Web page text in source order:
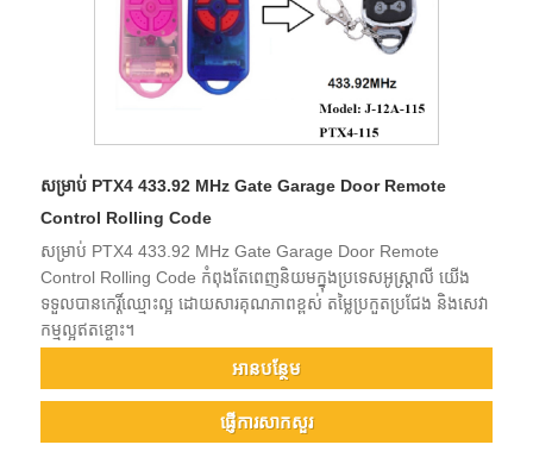
សម្រាប់ PTX4 433.92 MHz Gate Garage Door Remote
Control Rolling Code
សម្រាប់ PTX4 433.92 MHz Gate Garage Door Remote
Control Rolling Code កំពុងតែពេញនិយមក្នុងប្រទេសអូស្ត្រាលី យើង
ទទួលបានកេរ្តិ៍ឈ្មោះល្អ ដោយសារគុណភាពខ្ពស់ តម្លៃប្រកួតប្រជែង និងសេវា
កម្មល្អឥតខ្ចោះ។
អាន​បន្ថែម
ផ្ញើការសាកសួរ